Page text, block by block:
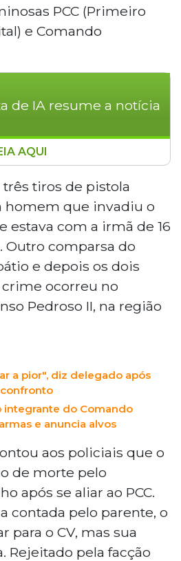
PCC (Primeiro
e Comando
de IA resume a notícia
foi baleado três vezes
no
Pedroso II, em
do último domingo.
a vítima foi jurada de
Vermelho após se
entrou no imóvel
em um capacete e
A Polícia Civil
câmeras do
está internada no
AQUI
tiros de pistola
homem que invadiu o
estava com a irmã de 16
Outro comparsa do
e depois os dois
ocorreu no
Pedroso II, na região
a pior", diz delegado após
integrante do Comando
e anuncia alvos
aos policiais que o
de morte pelo
após se aliar ao PCC.
contada pelo parente, o
para o CV, mas sua
Rejeitado pela facção